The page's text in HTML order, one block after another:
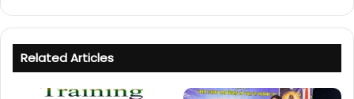
Related Articles